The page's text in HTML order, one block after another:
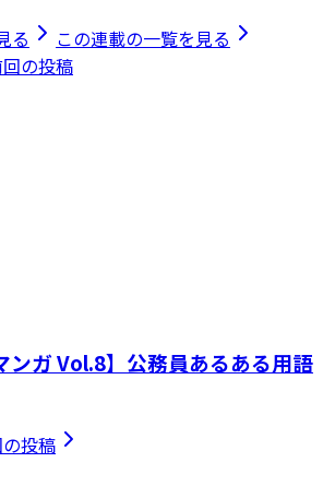
る
この連載の一覧を見る
の投稿
ンガ Vol.8】公務員あるある用語
投稿